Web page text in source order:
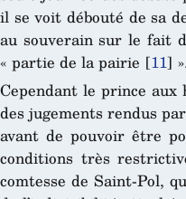
il se voit débouté de sa
au souverain sur le fait
« partie de la pairie [11]
Cependant le prince aux
des jugements rendus
avant de pouvoir être
conditions très
comtesse de Saint-Pol,